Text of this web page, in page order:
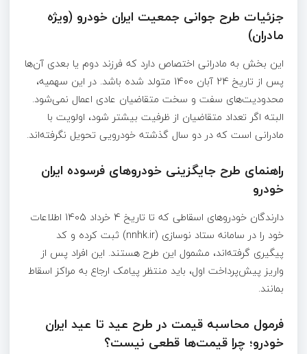
جزئیات طرح جوانی جمعیت ایران خودرو (ویژه
مادران)
این بخش به مادرانی اختصاص دارد که فرزند دوم یا بعدی آن‌ها
پس از تاریخ 24 آبان 1400 متولد شده باشد. در این سهمیه،
محدودیت‌های سفت و سخت متقاضیان عادی اعمال نمی‌شود.
البته اگر تعداد متقاضیان از ظرفیت بیشتر شود، اولویت با
مادرانی است که در دو سال گذشته خودرویی تحویل نگرفته‌اند.
راهنمای طرح جایگزینی خودروهای فرسوده ایران
خودرو
دارندگان خودروهای اسقاطی که تا تاریخ 4 خرداد 1405 اطلاعات
خود را در سامانه ستاد نوسازی (nnhk.ir) ثبت کرده و کد
پیگیری گرفته‌اند، مشمول این طرح هستند. این افراد پس از
واریز پیش‌پرداخت اول، باید منتظر پیامک ارجاع به مراکز اسقاط
بمانند.
فرمول محاسبه قیمت در طرح عید تا عید ایران
خودرو؛ چرا قیمت‌ها قطعی نیست؟